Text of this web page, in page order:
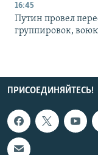
16:45
Путин провел
группировок,
ПРИСОЕДИНЯЙТЕСЬ!